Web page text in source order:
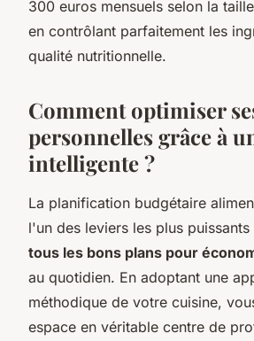
300 euros mensuels selon la
en contrôlant parfaitement les
qualité nutritionnelle.
Comment optimiser
personnelles grâce à
intelligente ?
La planification budgétaire
l'un des leviers les plus
tous les bons plans pour
au quotidien. En adoptant une
méthodique de votre cuisine,
espace en véritable centre de